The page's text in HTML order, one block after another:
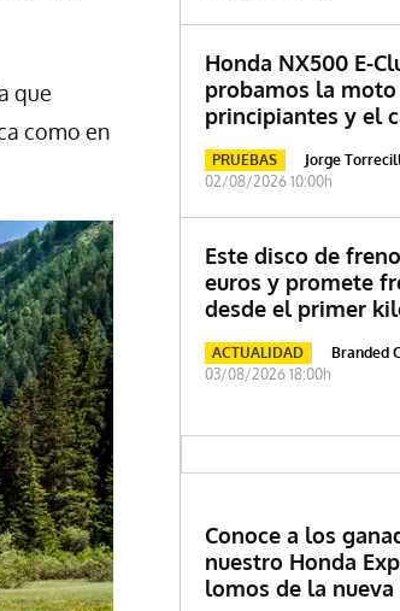
que
como en
Honda NX500 E-
probamos la
principiantes y el
PRUEBAS Jorge
02/08/2026 10:00h
Este disco de
euros y promete
desde el primer
ACTUALIDAD Branded
03/08/2026 18:00h
Conoce a los
nuestro Honda
lomos de la nueva